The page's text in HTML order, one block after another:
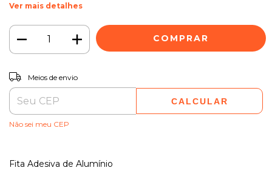
Ver mais detalhes
Entregas para o CEP:
Meios de envio
CALCULAR
Não sei meu CEP
Fita Adesiva de Alumínio